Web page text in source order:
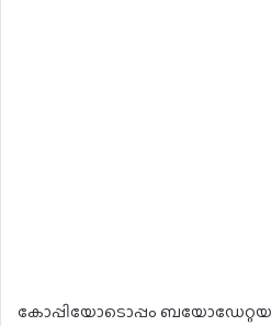
കോപ്പിയോടൊപ്പം